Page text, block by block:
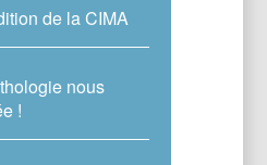
de la CIMA
nous
!